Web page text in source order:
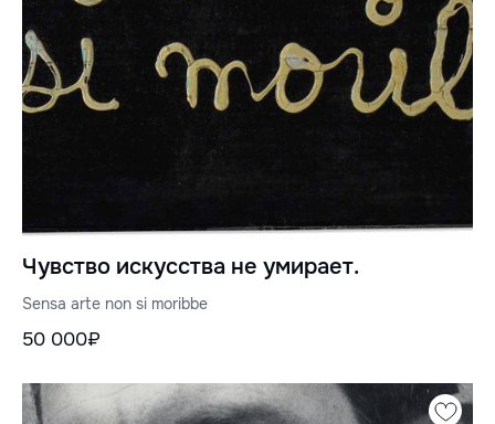
Чувство искусства не умирает.
Sensa arte non si moribbe
50 000₽